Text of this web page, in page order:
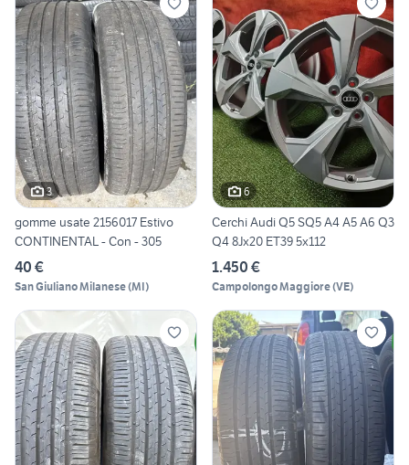
3
gomme usate 2156017 Estivo
CONTINENTAL - Con - 305
40 €
San Giuliano Milanese(MI)
6
Cerchi Audi Q5 SQ5 A4 A5 A6 Q3
Q4 8Jx20 ET39 5x112
1.450 €
Campolongo Maggiore(VE)